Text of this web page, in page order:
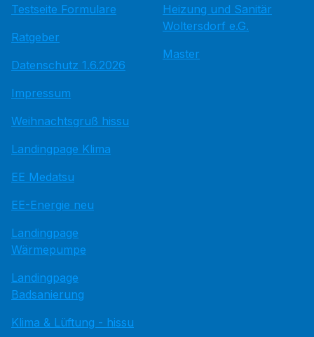
Testseite Formulare
Ratgeber
Datenschutz 1.6.2026
Impressum
Weihnachtsgruß hissu
Landingpage Klima
EE Medatsu
EE-Energie neu
Landingpage
Wärmepumpe
Landingpage
Badsanierung
Klima & Lüftung - hissu
Heizung und Sanitär
Woltersdorf e.G.
Master